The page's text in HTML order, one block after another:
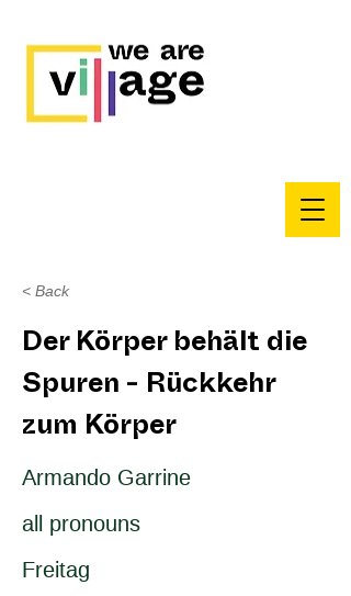
< Back
Der Körper behält die
Spuren - Rückkehr
zum Körper
Armando Garrine
all pronouns
Freitag